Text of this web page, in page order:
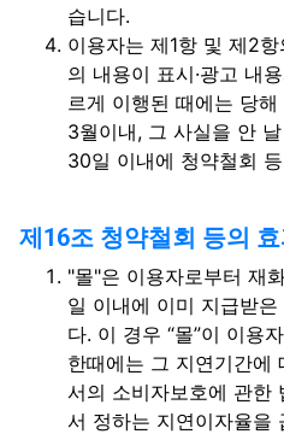
습니다.
이용자는 제1항 및 제2
의 내용이 표시·광고 내
르게 이행된 때에는 당
3월이내, 그 사실을 안
30일 이내에 청약철회
제16조 청약철회 등의
"몰"은 이용자로부터 재
일 이내에 이미 지급받
다. 이 경우 “몰”이 이용
한때에는 그 지연기간에
서의 소비자보호에 관한
서 정하는 지연이자율을